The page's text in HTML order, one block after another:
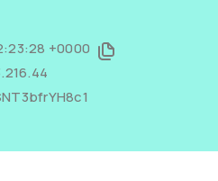
+0000